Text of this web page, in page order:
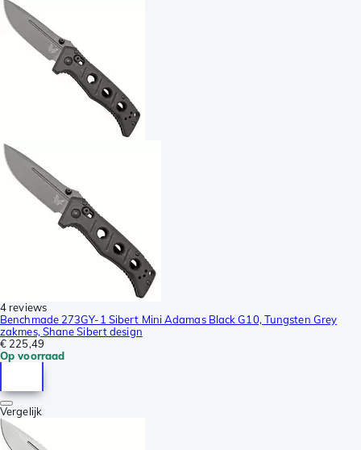
4 reviews
Benchmade 273GY-1 Sibert Mini Adamas Black G10, Tungsten Grey
zakmes, Shane Sibert design
€ 225,49
Op voorraad
Vergelijk